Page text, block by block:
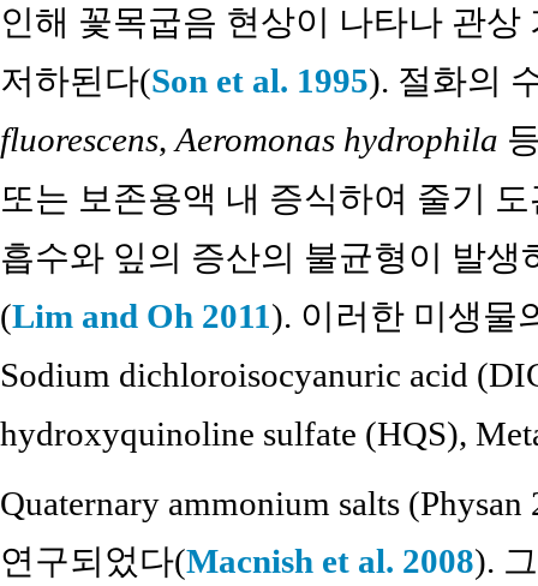
인해 꽃목굽음 현상이 나타나 관
저하된다(Son et al. 1995). 절화의
fluorescens, Aeromonas hydrophila
또는 보존용액 내 증식하여 줄기
흡수와 잎의 증산의 불균형이 발
(Lim and Oh 2011). 이러한 미생물
Sodium dichloroisocyanuric acid
hydroxyquinoline sulfate (HQS),
Quaternary ammonium salts (Physan
연구되었다(Macnish et al. 2008).